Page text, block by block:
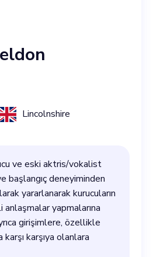
Lincolnshire
ve eski aktris/vokalist
başlangıç deneyiminden
yararlanarak kurucuların
yapmalarına
girişimlere, özellikle
karşıya olanlara